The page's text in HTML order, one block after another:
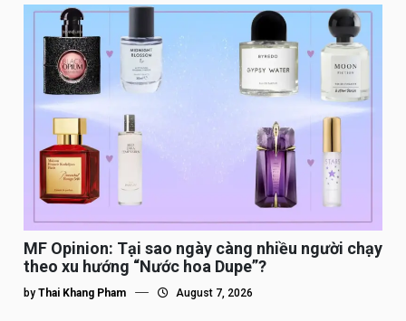
MF Opinion: Tại sao ngày càng nhiều người chạy
theo xu hướng “Nước hoa Dupe”?
by Thai Khang Pham August 7, 2026